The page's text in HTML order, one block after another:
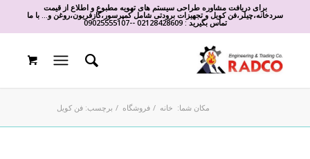
برای دریافت مشاوره طراحی سیستم های تهویه مطبوع و اطلاع از قیمت
سردخانه،چیلر،فن کویل و تجهیزات برودتی شامل کمپرسور،گازفریون،روغن و... با ما
تماس بگیرید :02128428609
-
-
09025555107
مکان شما: خانه / فروشگاه / برچسب: فن کویل